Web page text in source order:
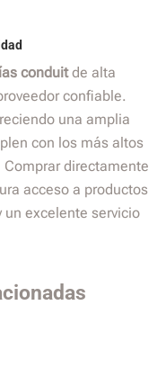
conduitde alta
confiable.
una amplia
con los más altos
directamente
acceso a productos
excelente servicio